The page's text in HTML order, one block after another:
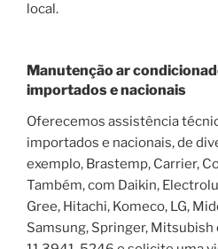
local.
Manutenção ar
importados e nacionais
Oferecemos assistência
importados e nacionais, de
exemplo, Brastemp, Carrier,
Também, com Daikin,
Gree, Hitachi, Komeco, LG,
Samsung, Springer, Mitsubish